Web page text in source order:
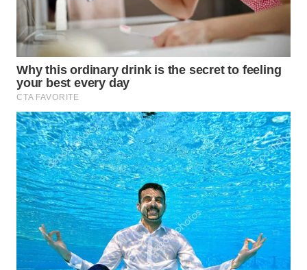
SUBANG
WN
SUKABUMI
WN
PURWAKARTA
WN
PRIANGAN
TIMUR
WN
SEMARANG
WN